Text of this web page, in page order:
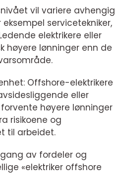
vil variere avhengig
servicetekniker,
elektrikere eller
høyere lønninger enn de
Offshore-elektrikere
eller
høyere lønninger
risikoene og
til arbeidet.
av fordeler og
«elektriker offshore